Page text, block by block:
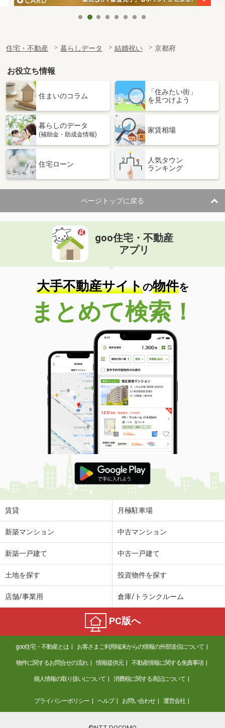
住宅・不動産 暮らしデータ 結婚祝い 京都府
お役立ち情報
住まいのコラム
「住みたい街」
を見つけよう
暮らしのデータ
(補助金・助成金情報)
家賃相場
住宅ローン
人気タウン
ランキング
ページトップに戻る
goo住宅・不動産
アプリ
大手不動産サイトの物件を
まとめて検索！
賃貸 月極駐車場
新築マンション 中古マンション
新築一戸建て 中古一戸建て
土地を探す 投資物件を探す
店舗/事業用 倉庫/トランクルーム
PC版へ
goo住宅・不動産とは お客さまご利用端末からの情報の外部送信について
物件に関するお問合せの流れ 情報提供元 不動産情報に関する免責事項
個人情報の取り扱いについて 消費税に関する表記について
プライバシーポリシー ヘルプ お問い合わせ 運営会社